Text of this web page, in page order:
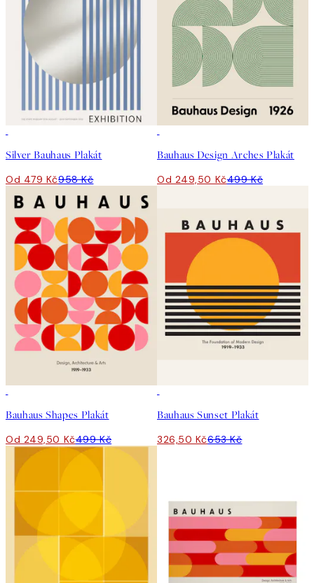
Silver Bauhaus Plakát
Od 479 Kč958 Kč
Bauhaus Design Arches Plakát
Od 249,50 Kč499 Kč
Bauhaus Shapes Plakát
Od 249,50 Kč499 Kč
Bauhaus Sunset Plakát
326,50 Kč653 Kč